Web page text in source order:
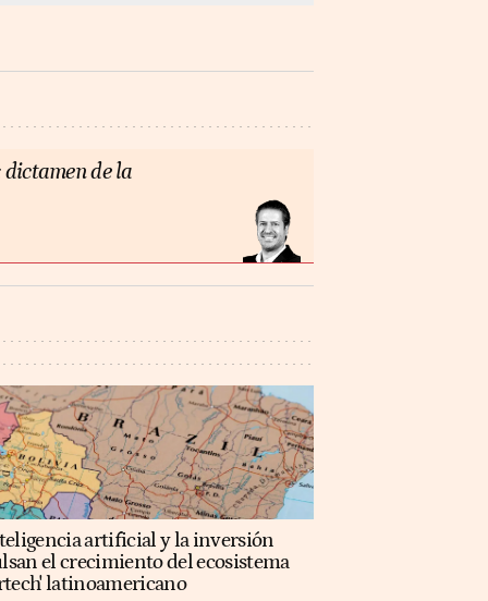
de la
artificial y la inversión
el crecimiento del ecosistema
latinoamericano